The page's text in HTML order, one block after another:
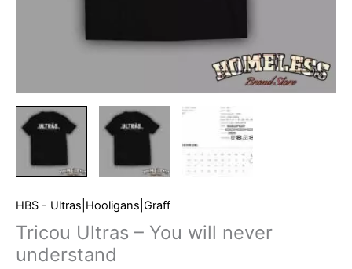
HBS - Ultras|Hooligans|Graff
Tricou Ultras – You will never
understand